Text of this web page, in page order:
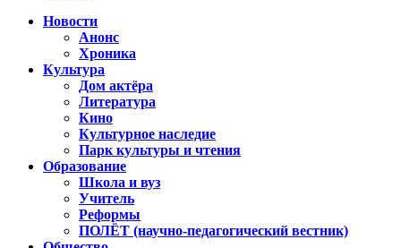
Новости
Анонс
Хроника
Культура
Дом актёра
Литература
Кино
Культурное наследие
Парк культуры и чтения
Образование
Школа и вуз
Учитель
Реформы
ПОЛЁТ (научно-педагогический вестник)